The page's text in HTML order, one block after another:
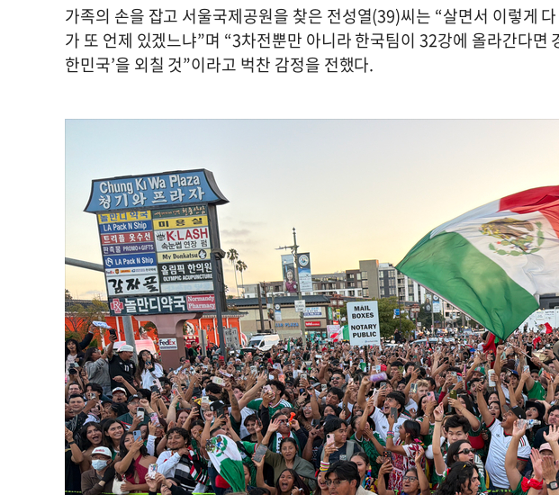
가족의 손을 잡고 서울국제공원을 찾은 전성열(39)씨는 “살면서 이렇게
가 또 언제 있겠느냐”며 “3차전뿐만 아니라 한국팀이 32강에 올라간다면
한민국’을 외칠 것”이라고 벅찬 감정을 전했다.